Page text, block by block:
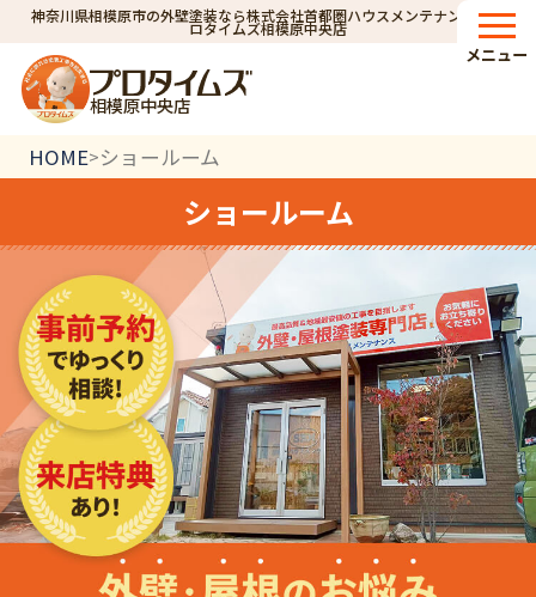
神奈川県相模原市の外壁塗装なら株式会社首都圏ハウスメンテナンス｜プ
ロタイムズ相模原中央店
相模原中央店
メニュー
HOME>ショールーム
ショールーム